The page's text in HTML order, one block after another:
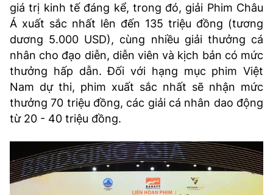
giá trị kinh tế đáng kể, trong đó, giải Phim Châu
Á xuất sắc nhất lên đến 135 triệu đồng (tương
dương 5.000 USD), cùng nhiều giải thưởng cá
nhân cho đạo diễn, diễn viên và kịch bản có mức
thưởng hấp dẫn. Đối với hạng mục phim Việt
Nam dự thi, phim xuất sắc nhất sẽ nhận mức
thưởng 70 triệu đồng, các giải cá nhân dao động
từ 20 - 40 triệu đồng.